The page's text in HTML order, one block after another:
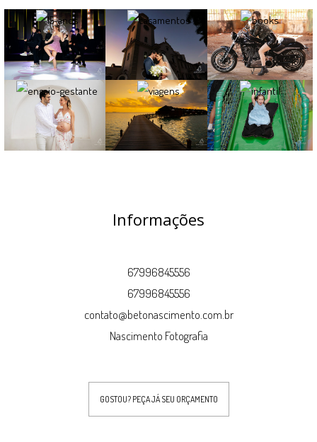
Informações
67996845556
67996845556
contato@betonascimento.com.br
Nascimento Fotografia
GOSTOU? PEÇA JÁ SEU ORÇAMENTO